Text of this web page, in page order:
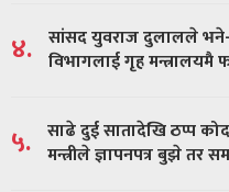
४. सांसद युवराज दुलालले
विभागलाई गृह मन्त्रालयमै
५. साढे दुई सातादेखि ठप्प
मन्त्रीले ज्ञापनपत्र बुझे तर